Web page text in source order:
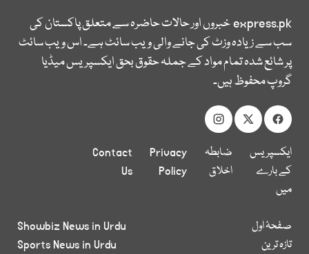
express.pkخبروں اور حالات حاضرہ سے متعلق پاکستان کی
سب سے زیادہ وزٹ کی جانے والی ویب سائٹ ہے۔ اس ویب سائٹ
پر شائع شدہ تمام مواد کے جملہ حقوق بحق ایکسپریس میڈیا
گروپ محفوظ ہیں۔
ایکسپریس
کے بارے
میں
ضابطہ
اخلاق
Privacy
Policy
Contact
Us
صفحۂ اول
تازہ ترین
Showbiz News in Urdu
Sports News in Urdu